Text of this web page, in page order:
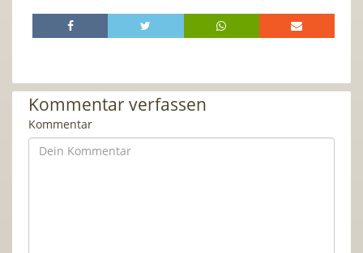
Kommentar verfassen
Kommentar